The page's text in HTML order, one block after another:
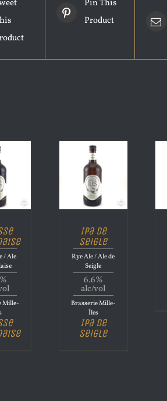
Pin This
Product
/ Ale
Mille-
Ipa de
Seigle
Rye Ale / Ale de
Seigle
6.6%
alc/vol
Brasserie Mille-
Îles
Ipa de
Seigle